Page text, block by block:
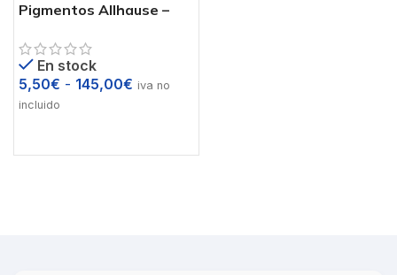
Pigmentos Allhause –
cemento blanco
En stock
5,50€ - 145,00€ iva no
incluido